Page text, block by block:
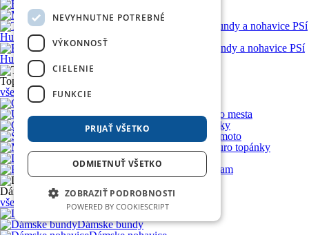
MTB
Textilné bundy a nohavice PSí
Hubík
Kožené bundy a nohavice PSí
Hubík
Topánky
Topánky
všetky produkty v kategórii
Urban topánky & Do mesta
Chopper, cruiser topánky
Športové topánky na moto
Motocross & Enduro topánky
Dámske moto topánky
Príslušenstvo k topánkam
Dámska zóna
Dámska zóna
všetky produkty v kategórii
Dámske prilby
Dámske bundy
NEVYHNUTNE POTREBNÉ
VÝKONNOSŤ
CIELENIE
FUNKCIE
PRIJAŤ VŠETKO
ODMIETNUŤ VŠETKO
ZOBRAZIŤ PODROBNOSTI
POWERED BY COOKIESCRIPT